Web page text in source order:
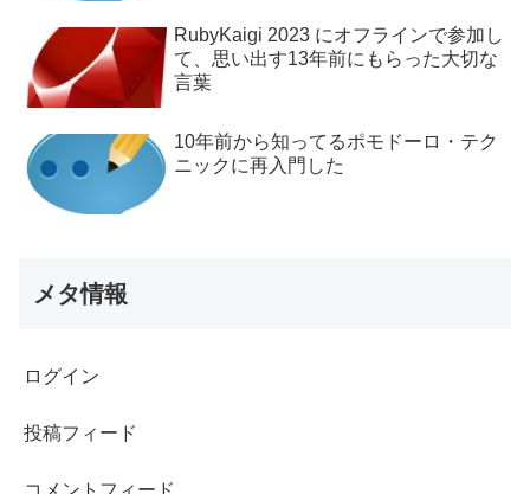
RubyKaigi 2023 にオフラインで参加し
て、思い出す13年前にもらった大切な
言葉
10年前から知ってるポモドーロ・テク
ニックに再入門した
メタ情報
ログイン
投稿フィード
コメントフィード